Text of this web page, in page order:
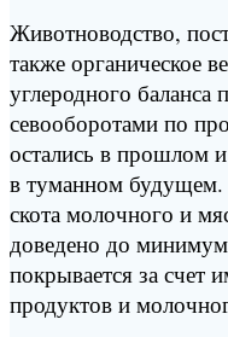
Животноводство,
также органическое
углеродного
севооборотами по
остались в прошлом
в туманном будущем.
скота молочного и
доведено до
покрывается за
продуктов и